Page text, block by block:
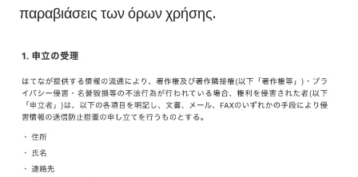
παραβιάσεις των όρων χρήσης.